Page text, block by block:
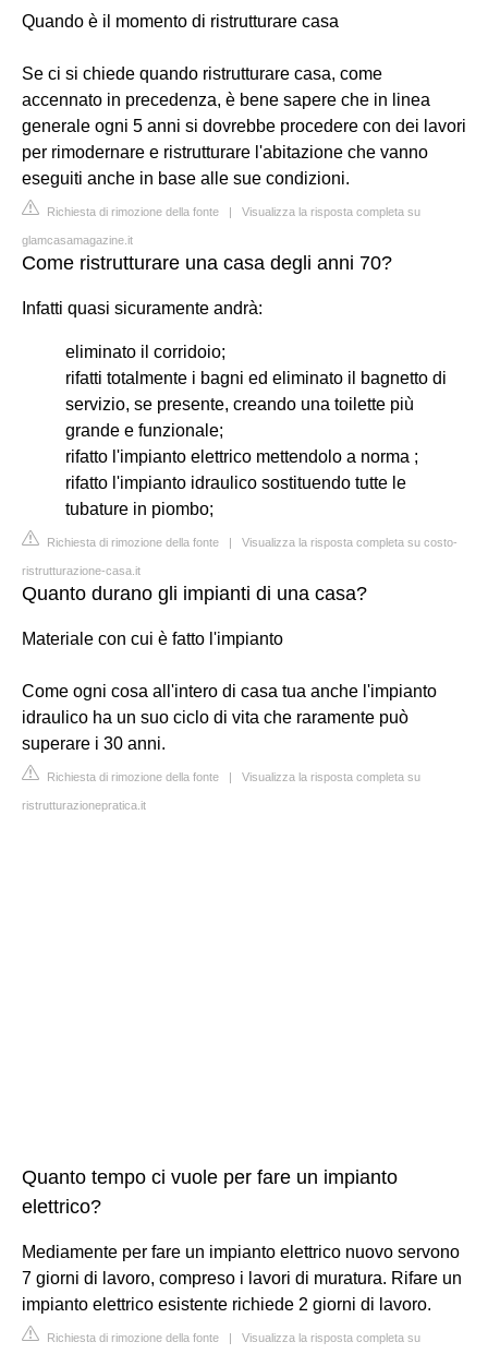
Quando è il momento di ristrutturare casa
Se ci si chiede quando ristrutturare casa, come
accennato in precedenza, è bene sapere che in linea
generale ogni 5 anni si dovrebbe procedere con dei lavori
per rimodernare e ristrutturare l'abitazione che vanno
eseguiti anche in base alle sue condizioni.
Richiesta di rimozione della fonte | Visualizza la risposta completa su
glamcasamagazine.it
Come ristrutturare una casa degli anni 70?
Infatti quasi sicuramente andrà:
eliminato il corridoio;
rifatti totalmente i bagni ed eliminato il bagnetto di
servizio, se presente, creando una toilette più
grande e funzionale;
rifatto l'impianto elettrico mettendolo a norma ;
rifatto l'impianto idraulico sostituendo tutte le
tubature in piombo;
Richiesta di rimozione della fonte | Visualizza la risposta completa su costo-
ristrutturazione-casa.it
Quanto durano gli impianti di una casa?
Materiale con cui è fatto l'impianto
Come ogni cosa all'intero di casa tua anche l'impianto
idraulico ha un suo ciclo di vita che raramente può
superare i 30 anni.
Richiesta di rimozione della fonte | Visualizza la risposta completa su
ristrutturazionepratica.it
Quanto tempo ci vuole per fare un impianto
elettrico?
Mediamente per fare un impianto elettrico nuovo servono
7 giorni di lavoro, compreso i lavori di muratura. Rifare un
impianto elettrico esistente richiede 2 giorni di lavoro.
Richiesta di rimozione della fonte | Visualizza la risposta completa su